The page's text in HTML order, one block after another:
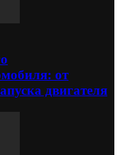
от
двигателя